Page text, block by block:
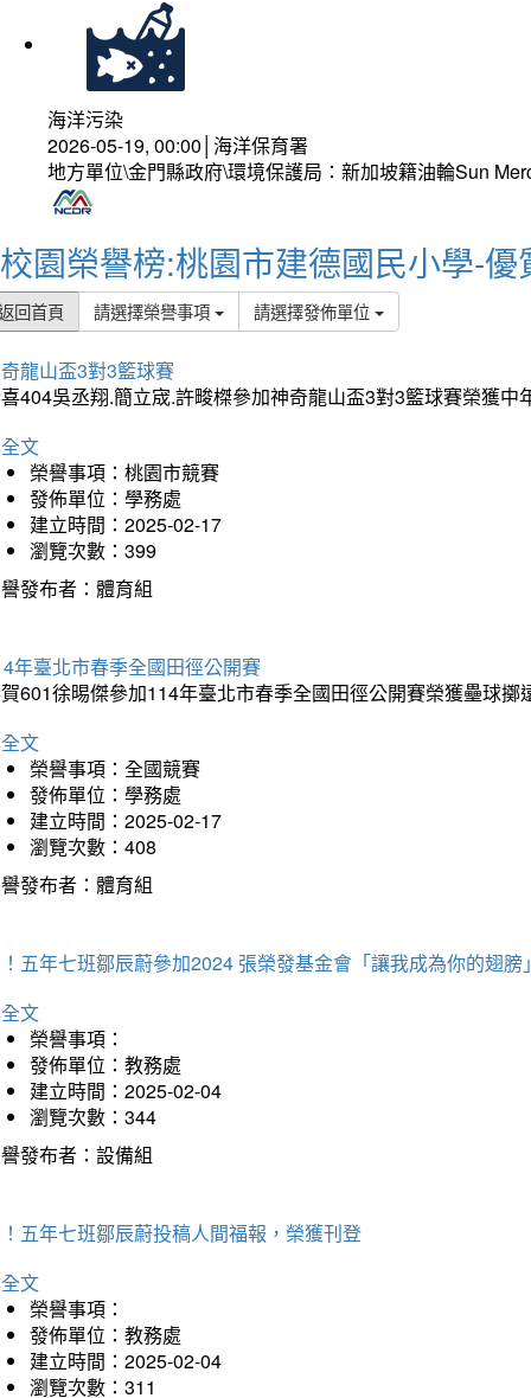
海洋污染
2026-05-19, 00:00│海洋保育署
地方單位\金門縣政府\環境保護局：新加坡籍油輪Sun
校園榮譽榜:桃園市建德國民小學-優
回首頁 請選擇榮譽事項 請選擇發佈單位
龍山盃3對3籃球賽
404吳丞翔.簡立宬.許畯榤參加神奇龍山盃3對3籃球賽榮獲中
文
榮譽事項：桃園市競賽
發佈單位：學務處
建立時間：2025-02-17
瀏覽次數：399
發布者：體育組
年臺北市春季全國田徑公開賽
601徐晹傑參加114年臺北市春季全國田徑公開賽榮獲壘球擲
文
榮譽事項：全國競賽
發佈單位：學務處
建立時間：2025-02-17
瀏覽次數：408
發布者：體育組
五年七班鄒辰蔚參加2024 張榮發基金會「讓我成為你的翅
文
榮譽事項：
發佈單位：教務處
建立時間：2025-02-04
瀏覽次數：344
發布者：設備組
五年七班鄒辰蔚投稿人間福報，榮獲刊登
文
榮譽事項：
發佈單位：教務處
建立時間：2025-02-04
瀏覽次數：311